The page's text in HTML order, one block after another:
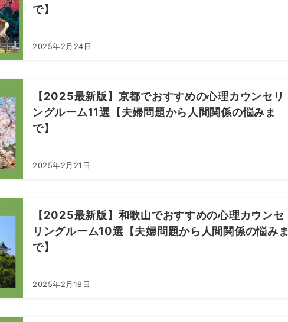
で】
2025年2月24日
【2025最新版】京都でおすすめの心理カウンセリ
ングルーム11選【夫婦問題から人間関係の悩みま
で】
2025年2月21日
【2025最新版】和歌山でおすすめの心理カウンセ
リングルーム10選【夫婦問題から人間関係の悩みま
で】
2025年2月18日